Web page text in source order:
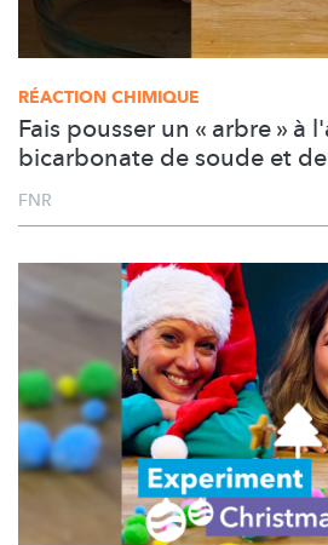
RÉACTION CHIMIQUE
Fais pousser un « arbre » à
bicarbonate de soude et
FNR